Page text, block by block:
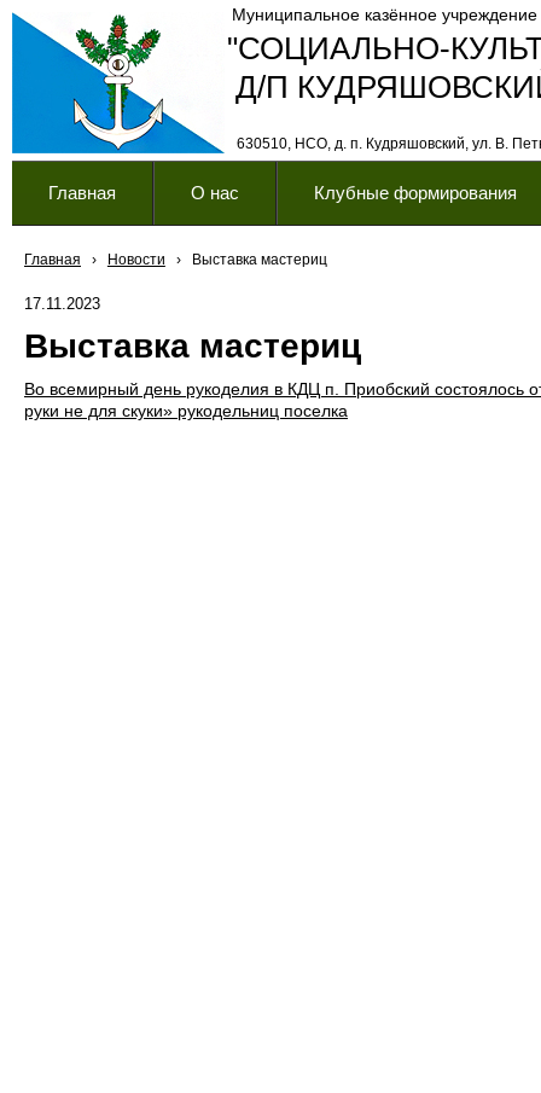
"СОЦИАЛЬНО-
630510, НСО, д. п. Кудряшовский, ул. В.
Муниципальное казённое учреждение
Д/П
Главная О нас Клубные формирования
Главная › Новости › Выставка мастериц
17.11.2023
Выставка мастериц
Во всемирный день рукоделия в КДЦ п. Приобский состоялось
руки не для скуки» рукодельниц поселка